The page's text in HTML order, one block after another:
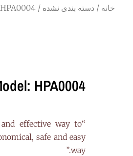
خانه / دسته بندی نشده / Hot Plate 4 Burner Gas Model: HPA0004
HPA0004
and effective way to
safe and easy
way.”